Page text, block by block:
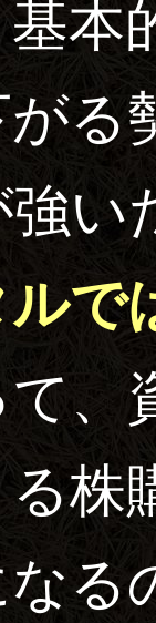
本
る
い
で
、
株
る